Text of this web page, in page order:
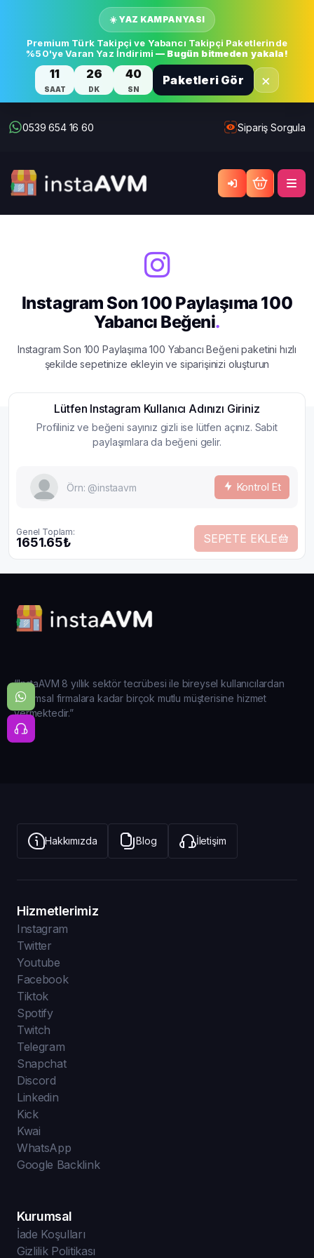
☀️ YAZ KAMPANYASI
Premium Türk Takipçi ve Yabancı Takipçi Paketlerinde
%50'ye Varan Yaz İndirimi — Bugün bitmeden yakala!
11
SAAT
26
DK
40
SN
Paketleri Gör ×
0539 654 16 60 Sipariş Sorgula
Instagram Son 100 Paylaşıma 100
Yabancı Beğeni.
Instagram Son 100 Paylaşıma 100 Yabancı Beğeni paketini hızlı
şekilde sepetinize ekleyin ve siparişinizi oluşturun
Lütfen Instagram Kullanıcı Adınızı Giriniz
Profiliniz ve beğeni sayınız gizli ise lütfen açınız. Sabit
paylaşımlara da beğeni gelir.
Kontrol Et
Genel Toplam:
1651.65₺ SEPETE EKLE
“InstaAVM 8 yıllık sektör tecrübesi ile bireysel kullanıcılardan
kurumsal firmalara kadar birçok mutlu müşterisine hizmet
vermektedir.”
Hakkımızda Blog İletişim
Hizmetlerimiz
Instagram
Twitter
Youtube
Facebook
Tiktok
Spotify
Twitch
Telegram
Snapchat
Discord
Linkedin
Kick
Kwai
WhatsApp
Google Backlink
Kurumsal
İade Koşulları
Gizlilik Politikası